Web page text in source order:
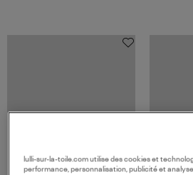
lulli-sur-la-toile.com utilise des cookies et
performance, personnalisation, publicité et